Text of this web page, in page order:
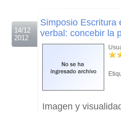
14/12
2012
Simposio Escritura
verbal: concebir la
Imagen y